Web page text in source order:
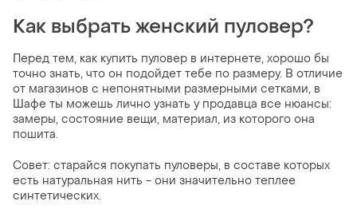
Как выбрать женский пуловер?
Перед тем, как купить пуловер в интернете, хорошо бы
точно знать, что он подойдет тебе по размеру. В отличие
от магазинов с непонятными размерными сетками, в
Шафе ты можешь лично узнать у продавца все нюансы:
замеры, состояние вещи, материал, из которого она
пошита.
Совет: старайся покупать пуловеры, в составе которых
есть натуральная нить - они значительно теплее
синтетических.